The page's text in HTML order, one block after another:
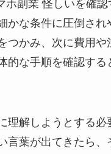
ホ副業 怪しいを確
かな条件に圧倒され
つかみ、次に費用や
的な手順を確認する
理解しようとする必
言葉が出てきたら、